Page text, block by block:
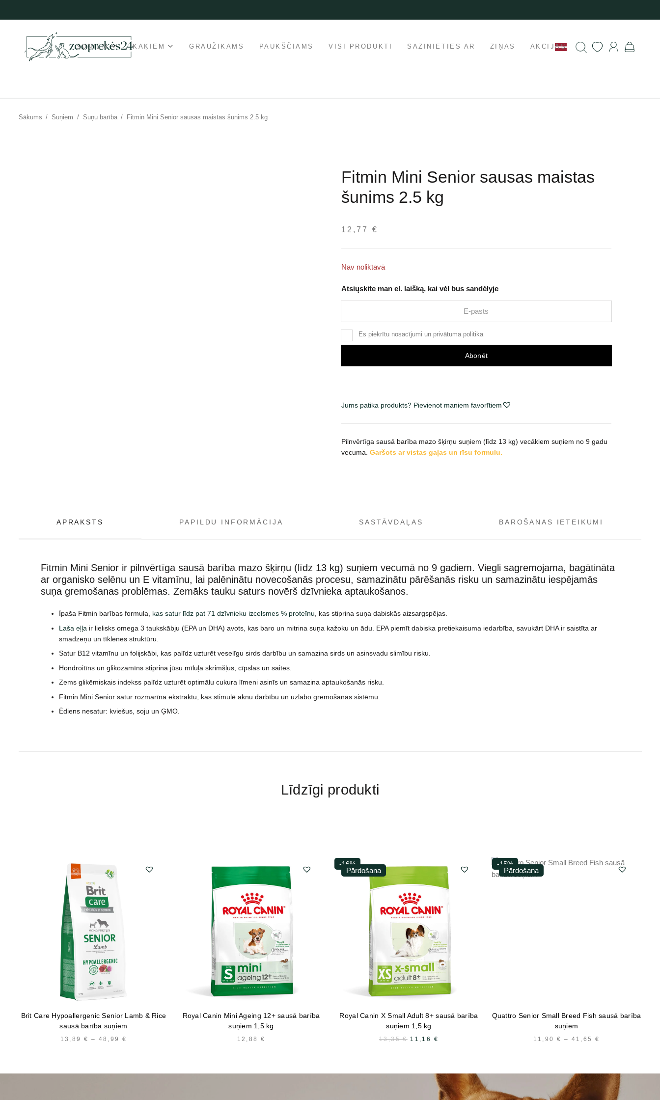
SUŅIEM KAĶIEM GRAUŽIKAMS PAUKŠČIAMS VISI PRODUKTI SAZINIETIES AR ZIŅAS AKCIJAS
Sākums / Suņiem / Suņu barība / Fitmin Mini Senior sausas maistas šunims 2.5 kg
Fitmin Mini Senior sausas maistas
šunims 2.5 kg
12,77 €
Nav noliktavā
Atsiųskite man el. laišką, kai vėl bus sandėlyje
Es piekrītu nosacījumi un privātuma politika
Abonēt
Jums patika produkts? Pievienot maniem favorītiem
Pilnvērtīga sausā barība mazo šķirņu suņiem (līdz 13 kg) vecākiem suņiem no 9 gadu
vecuma. Garšots ar vistas gaļas un rīsu formulu.
APRAKSTS PAPILDU INFORMĀCIJA SASTĀVDAĻAS BAROŠANAS IETEIKUMI
Fitmin Mini Senior ir pilnvērtīga sausā barība mazo šķirņu (līdz 13 kg) suņiem vecumā no 9 gadiem. Viegli sagremojama, bagātināta
ar organisko selēnu un E vitamīnu, lai palēninātu novecošanās procesu, samazinātu pārēšanās risku un samazinātu iespējamās
suņa gremošanas problēmas. Zemāks tauku saturs novērš dzīvnieka aptaukošanos.
Īpaša Fitmin barības formula, kas satur līdz pat 71 dzīvnieku izcelsmes % proteīnu, kas stiprina suņa dabiskās aizsargspējas.
Laša eļļa ir lielisks omega 3 taukskābju (EPA un DHA) avots, kas baro un mitrina suņa kažoku un ādu. EPA piemīt dabiska pretiekaisuma iedarbība, savukārt DHA ir saistīta ar
smadzeņu un tīklenes struktūru.
Satur B12 vitamīnu un folijskābi, kas palīdz uzturēt veselīgu sirds darbību un samazina sirds un asinsvadu slimību risku.
Hondroitīns un glikozamīns stiprina jūsu mīluļa skrimšļus, cīpslas un saites.
Zems glikēmiskais indekss palīdz uzturēt optimālu cukura līmeni asinīs un samazina aptaukošanās risku.
Fitmin Mini Senior satur rozmarīna ekstraktu, kas stimulē aknu darbību un uzlabo gremošanas sistēmu.
Ēdiens nesatur: kviešus, soju un ĢMO.
Līdzīgi produkti
Brit Care Hypoallergenic Senior Lamb & Rice
sausā barība suņiem
13,89 € – 48,99€
Royal Canin Mini Ageing 12+ sausā barība
suņiem 1,5 kg
12,88 €
-16%
Pārdošana
Royal Canin X Small Adult 8+ sausā barība
suņiem 1,5 kg
13,35€ SĀKOTNĒJĀ
11,16 €
-15%
Pārdošana
Quattro Senior Small Breed Fish sausā barība
suņiem
11,90 € – 41,65€
41,65 €